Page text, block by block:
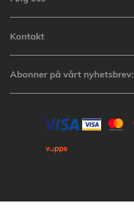
Kontakt
Abonner på vårt nyhetsbrev: